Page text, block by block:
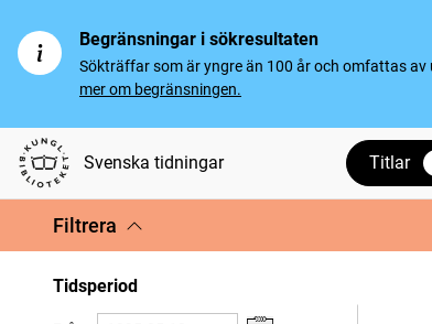
Begränsningar i sökresultaten
Sökträffar som är yngre än 100 år och omfattas
mer om begränsningen.
Svenska tidningar Titlar
Filtrera
Tidsperiod